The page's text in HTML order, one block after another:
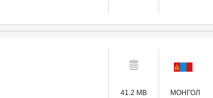
41.2 MB МОНГОЛ